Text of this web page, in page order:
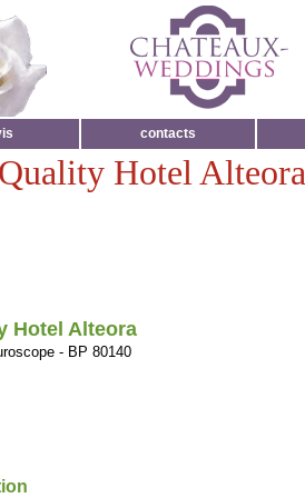
contacts
Hotel Alteora
Hotel Alteora
- BP 80140